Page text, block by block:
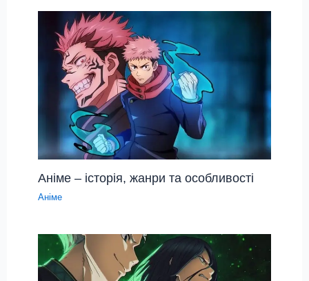
Аніме – історія, жанри та особливості
Аніме